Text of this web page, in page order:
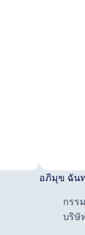
อภิมุข ฉัน
กรร
บริษั